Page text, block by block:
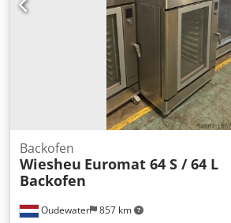
Oudewater 857 km
Backofen
Wiesheu Euromat 64 S / 64 L
Backofen